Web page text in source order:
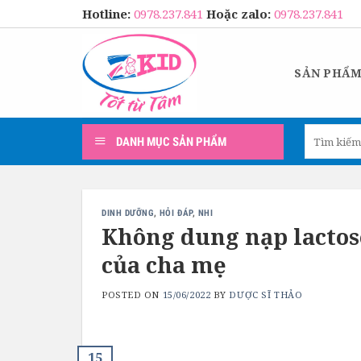
to
Hotline: 0978.237.841 Hoặc zalo: 0978.237.841
SẢN
DANH MỤC SẢN PHẨM
kiếm:
DINH DƯỠNG, HỎI ĐÁP, NHI
Không dung nạp
của cha mẹ
POSTED ON 15/06/2022 BY DƯỢC SĨ THẢO